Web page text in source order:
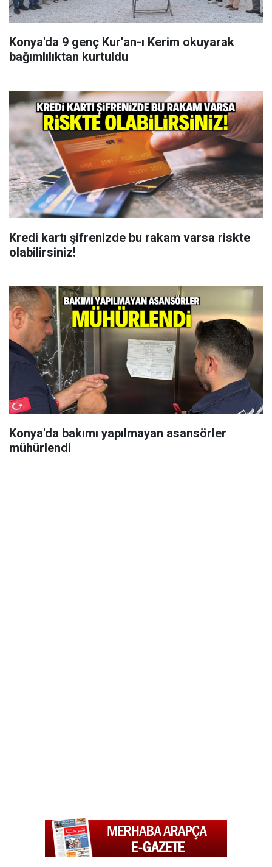
Konya'da 9 genç Kur'an-ı Kerim okuyarak
bağımlılıktan kurtuldu
Kredi kartı şifrenizde bu rakam varsa riskte
olabilirsiniz!
Konya'da bakımı yapılmayan asansörler
mühürlendi